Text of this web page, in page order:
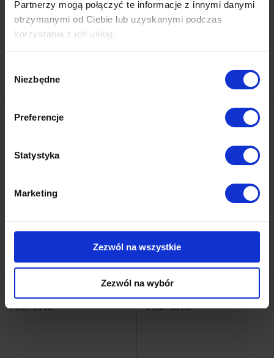
Partnerzy mogą połączyć te informacje z innymi danymi
otrzymanymi od Ciebie lub uzyskanymi podczas
korzystania z ich usług.
zgody
Niezbędne
Preferencje
Statystyka
Marketing
Zezwól na wszystkie
Zezwól na wybór
DNKa' Builder Gel #0020 Pearl
15 ml
58.00 zł
DNKa' Builder Gel #0021 Pearl
58.00 zł
58.00 zł 58.00 zł